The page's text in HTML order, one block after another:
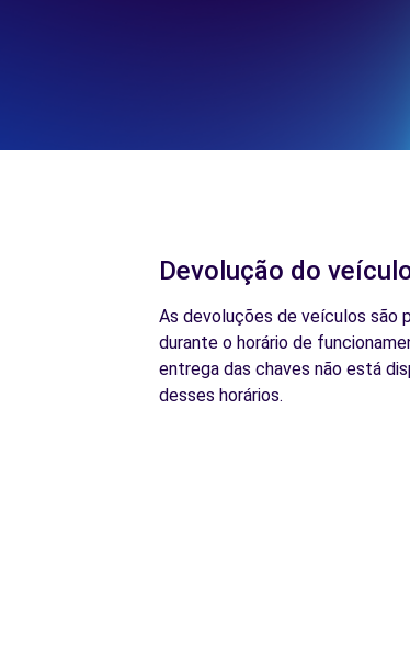
Devolução do
As devoluções de veículos são
durante o horário de
entrega das chaves não está
desses horários.